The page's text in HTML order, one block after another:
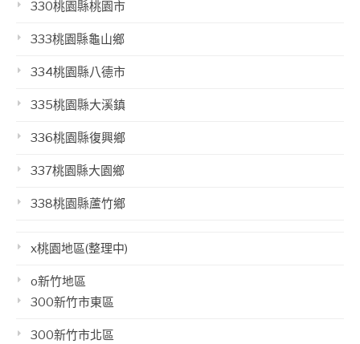
330桃園縣桃園市
333桃園縣龜山鄉
334桃園縣八德市
335桃園縣大溪鎮
336桃園縣復興鄉
337桃園縣大園鄉
338桃園縣蘆竹鄉
x桃園地區(整理中)
o新竹地區
300新竹市東區
300新竹市北區